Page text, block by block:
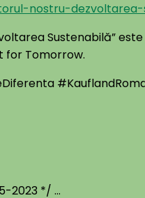
nostru-
Sustenabilă”
for Tomorrow.
2023 */ ...